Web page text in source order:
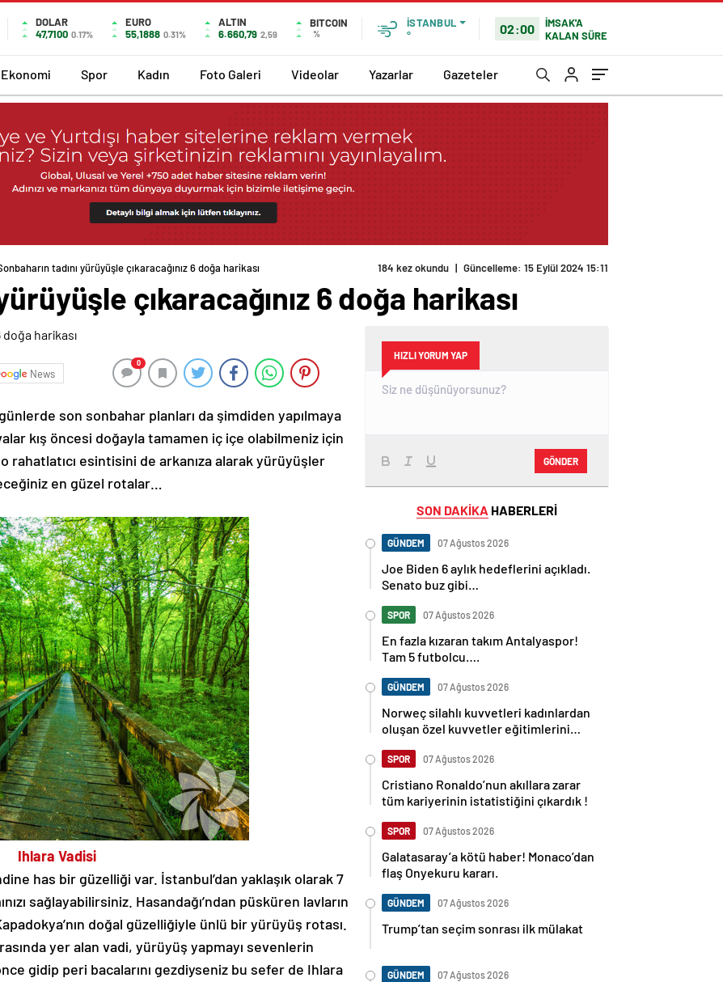
DOLAR
47,7100 0.17%
EURO
55,1888 0.31%
ALTIN
6.660,79 2,59
BITCOIN
%
İSTANBUL
°
02:00
İMSAK'A
KALAN SÜRE
Ekonomi Spor Kadın Foto Galeri Videolar Yazarlar Gazeteler
tadını yürüyüşle çıkaracağınız 6 doğa harikası
çıkaracağınız 6 doğa harikası
News
0
günlerde son sonbahar planları da şimdiden yapılmaya
kış öncesi doğayla tamamen iç içe olabilmeniz için
rahatlatıcı esintisini de arkanıza alarak yürüyüşler
en güzel rotalar…
Ihlara Vadisi
has bir güzelliği var. İstanbul’dan yaklaşık olarak 7
sağlayabilirsiniz. Hasandağı’ndan püsküren lavların
doğal güzelliğiyle ünlü bir yürüyüş rotası.
yer alan vadi, yürüyüş yapmayı sevenlerin
gidip peri bacalarını gezdiyseniz bu sefer de Ihlara
HIZLI YORUM YAP
GÖNDER
SON DAKİKA HABERLERİ
GÜNDEM 07 Ağustos 2026
Joe Biden 6 aylık hedeflerini açıkladı.
Senato buz gibi…
SPOR 07 Ağustos 2026
En fazla kızaran takım Antalyaspor!
Tam 5 futbolcu….
GÜNDEM 07 Ağustos 2026
Norweç silahlı kuvvetleri kadınlardan
oluşan özel kuvvetler eğitimlerini
SPOR 07 Ağustos 2026
Cristiano Ronaldo’nun akıllara zarar
tüm kariyerinin istatistiğini çıkardık !
SPOR 07 Ağustos 2026
Galatasaray’a kötü haber! Monaco’dan
flaş Onyekuru kararı.
GÜNDEM 07 Ağustos 2026
Trump’tan seçim sonrası ilk mülakat
GÜNDEM 07 Ağustos 2026